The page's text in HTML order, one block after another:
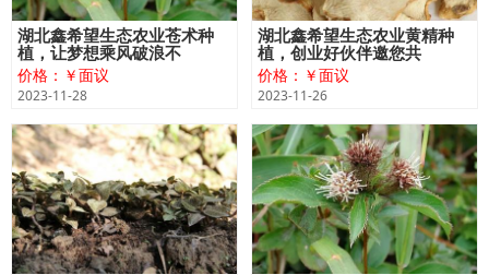
湖北鑫希望生态农业苍术种
植，让梦想乘风破浪不
价格：￥面议
2023-11-28
湖北鑫希望生态农业黄精种
植，创业好伙伴邀您共
价格：￥面议
2023-11-26